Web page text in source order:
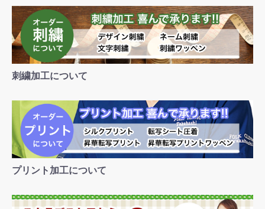
刺繍加工について
プリント加工について